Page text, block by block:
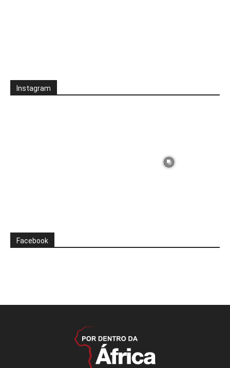
Instagram
Facebook